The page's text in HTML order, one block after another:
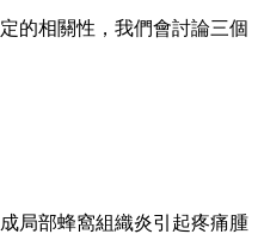
的相關性，我們會討論三個
局部蜂窩組織炎引起疼痛腫